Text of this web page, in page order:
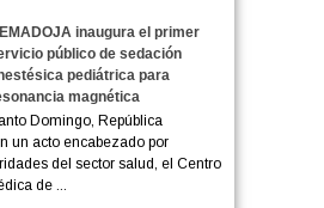
inaugura el primer
público de sedación
pediátrica para
magnética
Domingo, República
un acto encabezado por
del sector salud, el Centro
de ...